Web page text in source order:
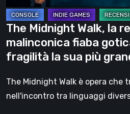
gotica
che
trova
nella
fragilità
la
sua
The Midnight Walk, la
malinconica fiaba
fragilità la sua più
The Midnight Walk è opera che
nell'incontro tra linguaggi